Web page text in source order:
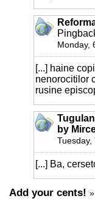
Monday,
[...] haine
nenorocitilor
rusine
by
Tuesday,
[...] Ba,
Add your cents! »